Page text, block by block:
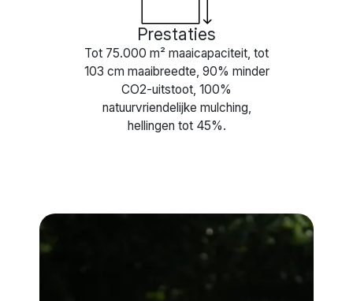
Prestaties
Tot 75.000 m² maaicapaciteit, tot
103 cm maaibreedte, 90% minder
CO2-uitstoot, 100%
natuurvriendelijke mulching,
hellingen tot 45%.